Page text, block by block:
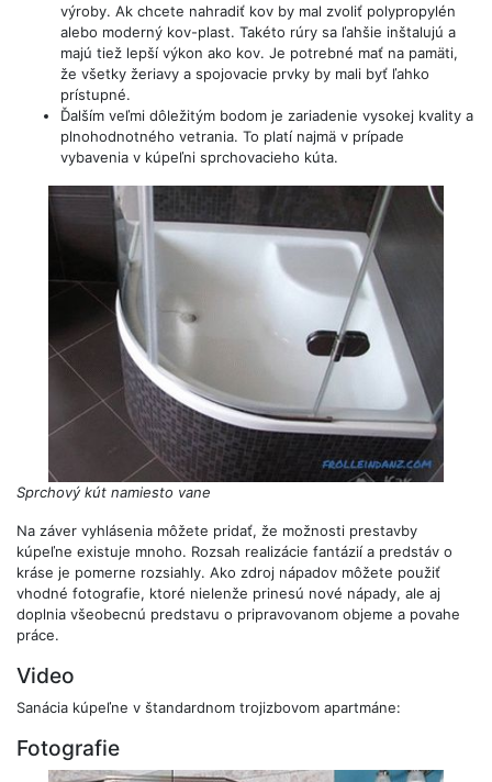
výroby. Ak chcete nahradiť kov by mal zvoliť polypropylén
alebo moderný kov-plast. Takéto rúry sa ľahšie inštalujú a
majú tiež lepší výkon ako kov. Je potrebné mať na pamäti,
že všetky žeriavy a spojovacie prvky by mali byť ľahko
prístupné.
Ďalším veľmi dôležitým bodom je zariadenie vysokej kvality a
plnohodnotného vetrania. To platí najmä v prípade
vybavenia v kúpeľni sprchovacieho kúta.
Sprchový kút namiesto vane
Na záver vyhlásenia môžete pridať, že možnosti prestavby
kúpeľne existuje mnoho. Rozsah realizácie fantázií a predstáv o
kráse je pomerne rozsiahly. Ako zdroj nápadov môžete použiť
vhodné fotografie, ktoré nielenže prinesú nové nápady, ale aj
doplnia všeobecnú predstavu o pripravovanom objeme a povahe
práce.
Video
Sanácia kúpeľne v štandardnom trojizbovom apartmáne:
Fotografie